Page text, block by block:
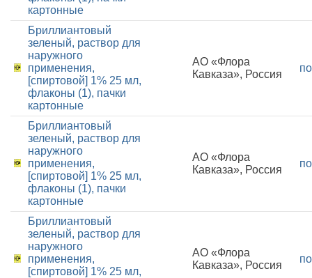
картонные
Бриллиантовый
зеленый, раствор для
наружного
применения,
[спиртовой] 1% 25 мл,
флаконы (1), пачки
картонные
АО «Флора
Кавказа», Россия
Бриллиантовый
зеленый, раствор для
наружного
применения,
[спиртовой] 1% 25 мл,
флаконы (1), пачки
картонные
АО «Флора
Кавказа», Россия
Бриллиантовый
зеленый, раствор для
наружного
применения,
[спиртовой] 1% 25 мл,
АО «Флора
Кавказа», Россия